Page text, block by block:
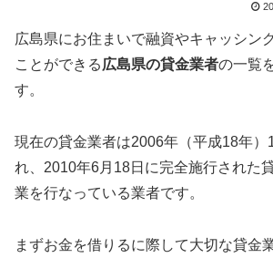
広島県にお住まいで融資やキャッシン
ことができる広島県の貸金業者の一覧
す。
現在の貸金業者は2006年（平成18年）
れ、2010年6月18日に完全施行された
業を行なっている業者です。
まずお金を借りるに際して大切な貸金